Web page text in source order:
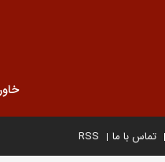
تماس با ما RSS